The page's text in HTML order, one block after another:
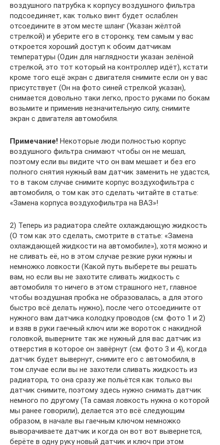
воздушного патрубка к корпусу воздушного фильтра
подсоединяет, как только винт будет ослаблен
отсоедините в этом месте шланг (Указан жёлтой
стрелкой) и уберите его в сторонку, тем самым у вас
откроется хороший доступ к обоим датчикам
температуры (Один для наглядности указан зелёной
стрелкой, это тот который на контроллер идёт), кстати
кроме того ещё экран с двигателя снимите если он у вас
присутствует (Он на фото синей стрелкой указан),
снимается довольно таки легко, просто руками по бокам
возьмите и применив незначительную силу, снимите
экран с двигателя автомобиля.
Примечание! Некоторые люди полностью корпус
воздушного фильтра снимают чтобы он не мешал,
поэтому если вы видите что он вам мешает и без его
полного снятия нужный вам датчик заменить не удастся,
то в таком случае снимите корпус воздухофильтра с
автомобиля, о том как это сделать читайте в статье:
«Замена корпуса воздухофильтра на ВАЗ»!
2) Теперь из радиатора слейте охлаждающую жидкость
(О том как это сделать, смотрите в статье: «Замена
охлаждающей жидкости на автомобиле»), хотя можно и
не сливать её, но в этом случае резкие руки нужны и
немножко ловкости (Какой путь выберете вы решать
вам, но если вы не захотите сливать жидкость с
автомобиля то ничего в этом страшного нет, главное
чтобы воздушная пробка не образовалась, а для этого
быстро всё делать нужно), после чего отсоедините от
нужного вам датчика колодку проводов (см. фото 1 и 2)
и взяв в руки гаечный ключ или же вороток с накидной
головкой, выверните так же нужный для вас датчик из
отверстия в которое он завёрнут (см. фото 3 и 4), когда
датчик будет вывернут, снимите его с автомобиля, в
том случае если вы не захотели сливать жидкость из
радиатора, то она сразу же польётся как только вы
датчик снимите, поэтому здесь нужно снимать датчик
немного по другому (Та самая ловкость нужна о которой
мы ранее говорили), делается это всё следующим
образом, в начале вы гаечным ключом немножко
выворачиваете датчик и когда он вот вот вывернется,
берёте в одну руку новый датчик и ключ при этом